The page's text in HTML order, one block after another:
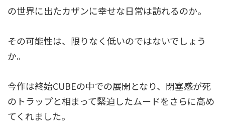
の世界に出たカザンに幸せな日常は訪れるのか。
その可能性は、限りなく低いのではないでしょう
か。
今作は終始CUBEの中での展開となり、閉塞感が死
のトラップと相まって緊迫したムードをさらに高め
てくれました。